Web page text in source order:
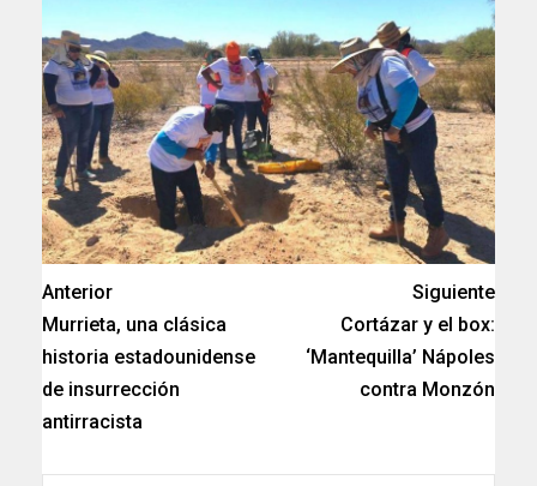
Anterior
Murrieta, una clásica
historia estadounidense
de insurrección
antirracista
Siguiente
Cortázar y el box:
‘Mantequilla’ Nápoles
contra Monzón